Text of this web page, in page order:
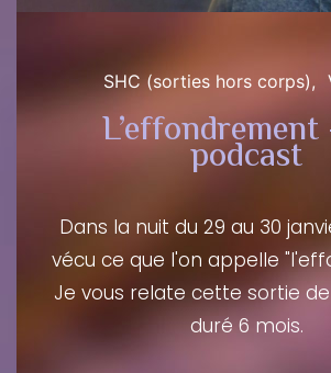
SHC (sorties hors corps)
podcast
Dans la nuit du 29 au 30
vécu ce que l'on appelle
Je vous relate cette sortie
duré 6 mois.